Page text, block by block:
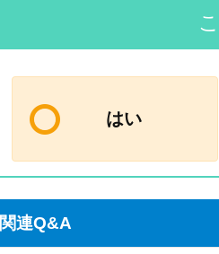
はい
関連Q&A